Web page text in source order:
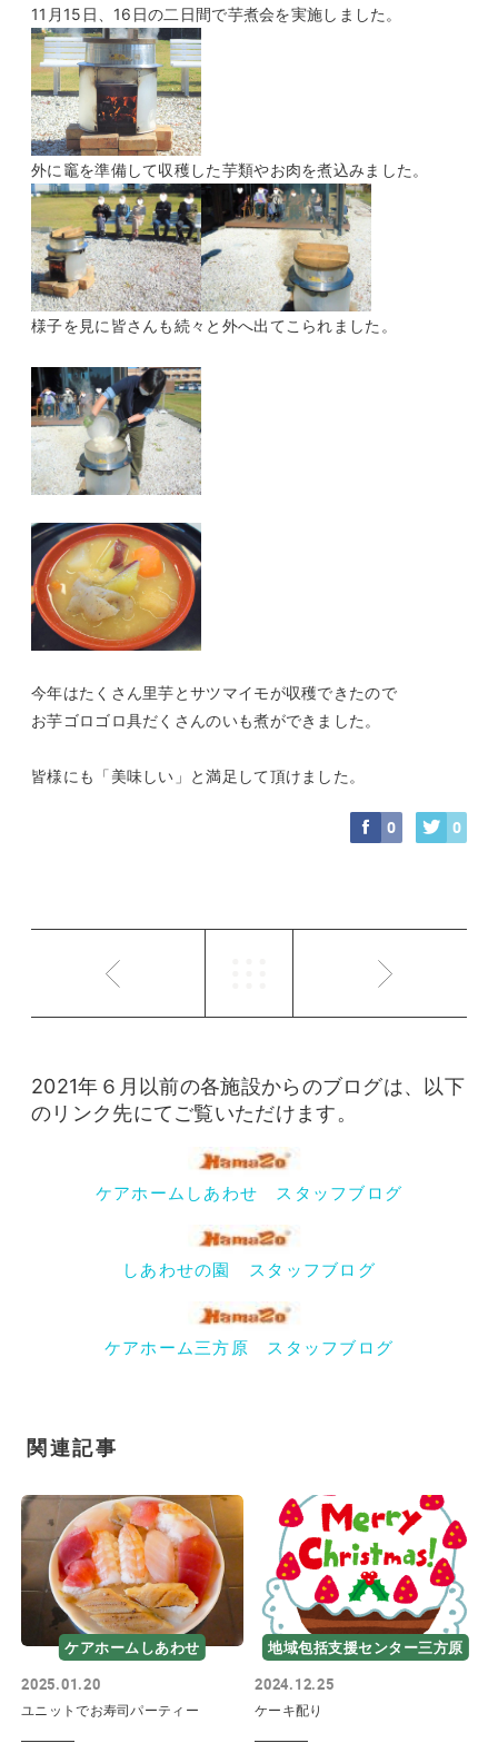
11月15日、16日の二日間で芋煮会を実施しました。
外に竈を準備して収穫した芋類やお肉を煮込みました。
様子を見に皆さんも続々と外へ出てこられました。
今年はたくさん里芋とサツマイモが収穫できたので
お芋ゴロゴロ具だくさんのいも煮ができました。
皆様にも「美味しい」と満足して頂けました。
0 0
2021年６月以前の各施設からのブログは、以下
のリンク先にてご覧いただけます。
ケアホームしあわせ スタッフブログ
しあわせの園 スタッフブログ
ケアホーム三方原 スタッフブログ
関連記事
ケアホームしあわせ
2025.01.20
ユニットでお寿司パーティー
地域包括支援センター三方原
2024.12.25
ケーキ配り